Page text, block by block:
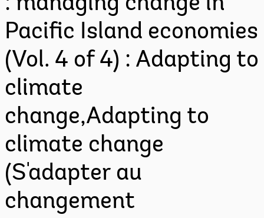
Pacific Island economies
(Vol. 4 of 4) : Adapting to
climate
change,Adapting to
climate change
(S'adapter au
changement